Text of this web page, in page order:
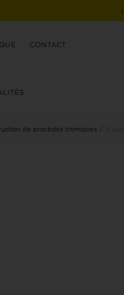
CONTACT
de procédés chimiques